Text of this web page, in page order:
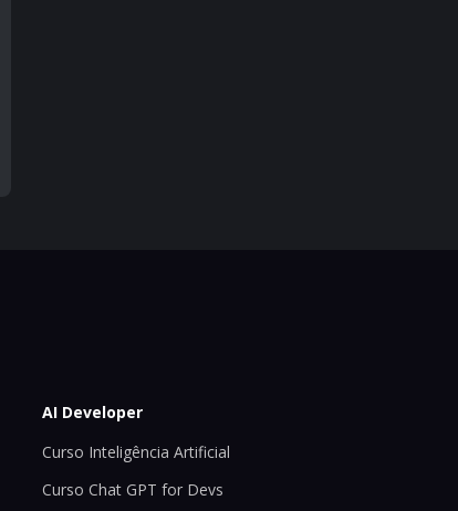
AI Developer
Curso Inteligência Artificial
Curso Chat GPT for Devs